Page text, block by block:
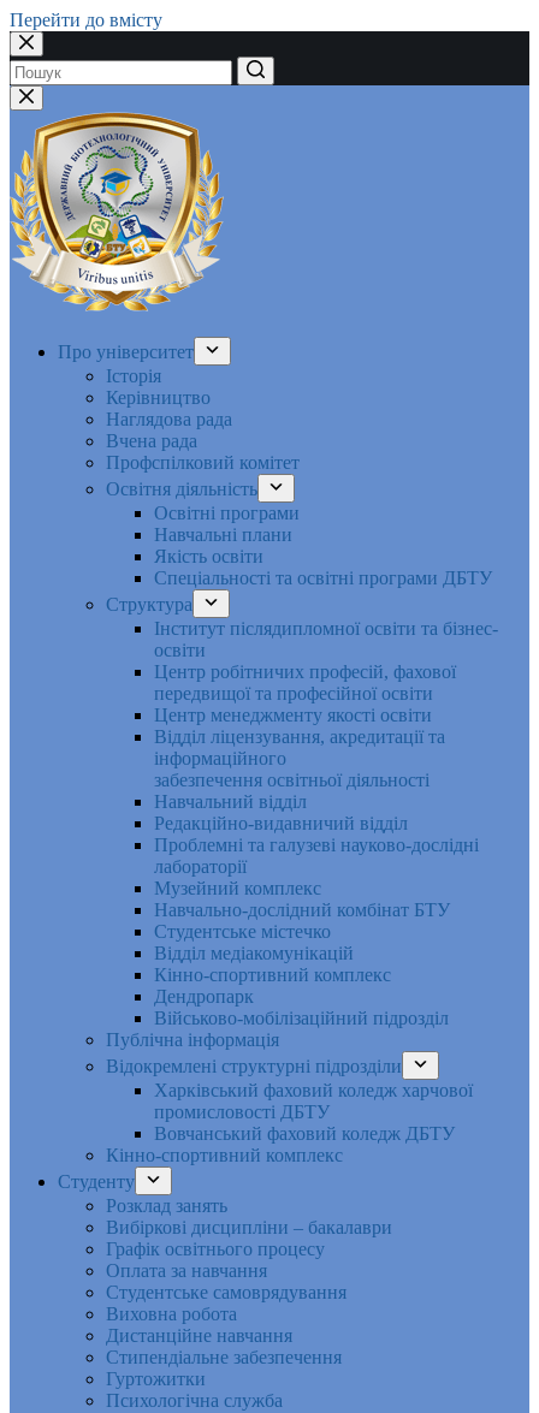
Перейти до вмісту
Немає
результатів
Про університет
Історія
Керівництво
Наглядова рада
Вчена рада
Профспілковий комітет
Освітня діяльність
Освітні програми
Навчальні плани
Якість освіти
Спеціальності та освітні програми ДБТУ
Структура
Інститут післядипломної освіти та бізнес-
освіти
Центр робітничих професій, фахової
передвищої та професійної освіти
Центр менеджменту якості освіти
Відділ ліцензування, акредитації та
інформаційного
забезпечення освітньої діяльності
Навчальний відділ
Редакційно-видавничий відділ
Проблемні та галузеві науково-дослідні
лабораторії
Музейний комплекс
Навчально-дослідний комбінат БТУ
Студентське містечко
Відділ медіакомунікацій
Кінно-спортивний комплекс
Дендропарк
Військово-мобілізаційний підрозділ
Публічна інформація
Відокремлені структурні підрозділи
Харківський фаховий коледж харчової
промисловості ДБТУ
Вовчанський фаховий коледж ДБТУ
Кінно-спортивний комплекс
Студенту
Розклад занять
Вибіркові дисципліни – бакалаври
Графік освітнього процесу
Оплата за навчання
Студентське самоврядування
Виховна робота
Дистанційне навчання
Стипендіальне забезпечення
Гуртожитки
Психологічна служба